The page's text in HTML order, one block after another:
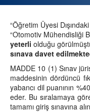
“Öğretim Üyesi
“Otomotiv Mühendisliği
yeterli olduğu
sınava davet
MADDE 10 (1) Sınav
maddesinin dördüncü
yabancı dil puanının
eder. Bu sıralamaya
tamamı giriş sınavına